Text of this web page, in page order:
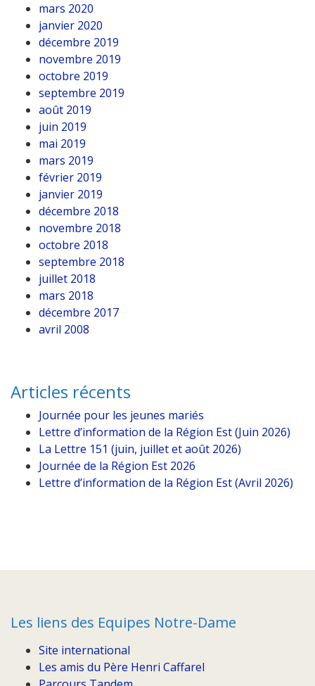
mars 2020
janvier 2020
décembre 2019
novembre 2019
octobre 2019
septembre 2019
août 2019
juin 2019
mai 2019
mars 2019
février 2019
janvier 2019
décembre 2018
novembre 2018
octobre 2018
septembre 2018
juillet 2018
mars 2018
décembre 2017
avril 2008
Articles récents
Journée pour les jeunes mariés
Lettre d’information de la Région Est (Juin 2026)
La Lettre 151 (juin, juillet et août 2026)
Journée de la Région Est 2026
Lettre d’information de la Région Est (Avril 2026)
Les liens des Equipes Notre-Dame
Site international
Les amis du Père Henri Caffarel